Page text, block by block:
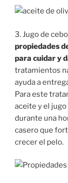
3. Jugo de
propiedades
para cuidar y
tratamientos
ayuda a
Para este
aceite y el
durante una
casero que
crecer el pelo.